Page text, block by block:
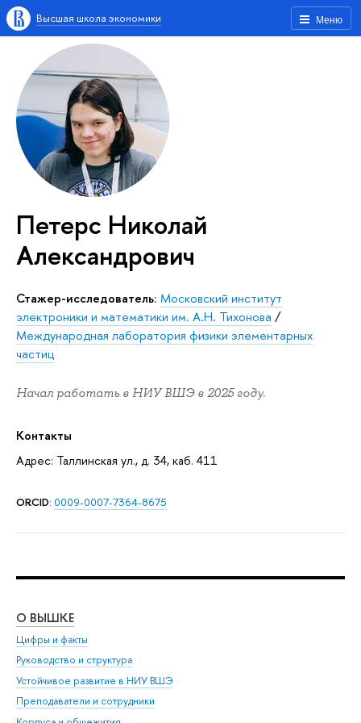
Меню
Высшая школа экономики
Петерс Николай
Александрович
Стажер-исследователь: Московский институт
электроники и математики им. А.Н. Тихонова /
Международная лаборатория физики элементарных
частиц
Начал работать в НИУ ВШЭ в 2025 году.
Контакты
Адрес: Таллинская ул., д. 34, каб. 411
ORCID: 0009-0007-7364-8675
О ВЫШКЕ
Цифры и факты
Руководство и структура
Устойчивое развитие в НИУ ВШЭ
Преподаватели и сотрудники